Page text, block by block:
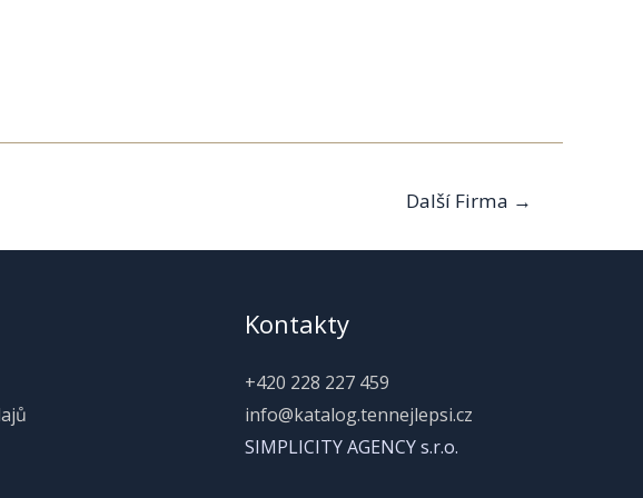
Další Firma →
Kontakty
+420 228 227 459
info@katalog.tennejlepsi.cz
SIMPLICITY AGENCY s.r.o.